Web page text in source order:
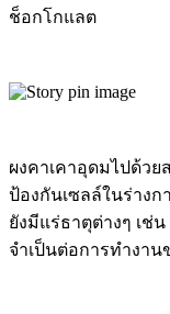
ช็อกโกแลต
ผงคาเคาอุดมไปด้ว
ป้องกันเซลล์ในร่างก
ยังมีแร่ธาตุต่างๆ เช่
จำเป็นต่อการทำงาน